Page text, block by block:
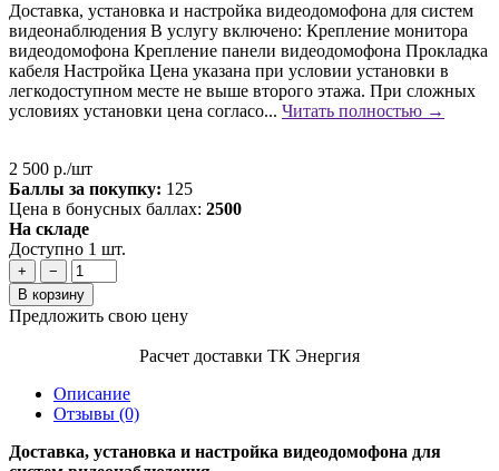
Доставка, установка и настройка видеодомофона для систем
видеонаблюдения В услугу включено: Крепление монитора
видеодомофона Крепление панели видеодомофона Прокладка
кабеля Настройка Цена указана при условии установки в
легкодоступном месте не выше второго этажа. При сложных
условиях установки цена согласо... Читать полностью →
2 500 р./шт
Баллы за покупку: 125
Цена в бонусных баллах: 2500
На складе
Доступно 1 шт.
+
−
В корзину
Предложить свою цену
Расчет доставки ТК Энергия
Описание
Отзывы (0)
Доставка, установка и настройка видеодомофона для